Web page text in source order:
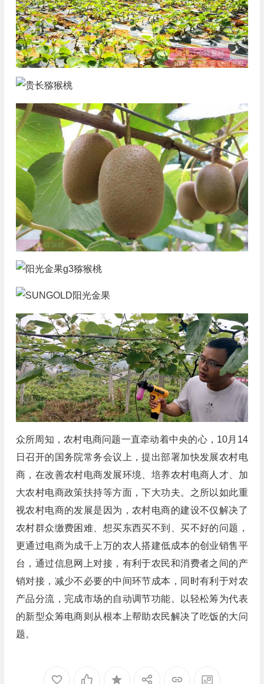
众所周知，农村电商问题一直牵动着中央的心，10月14
日召开的国务院常务会议上，提出部署加快发展农村电
商，在改善农村电商发展环境、培养农村电商人才、加
大农村电商政策扶持等方面，下大功夫。之所以如此重
视农村电商的发展是因为，农村电商的建设不仅解决了
农村群众缴费困难、想买东西买不到、买不好的问题，
更通过电商为成千上万的农人搭建低成本的创业销售平
台，通过信息网上对接，有利于农民和消费者之间的产
销对接，减少不必要的中间环节成本，同时有利于对农
产品分流，完成市场的自动调节功能。以轻松筹为代表
的新型众筹电商则从根本上帮助农民解决了吃饭的大问
题。